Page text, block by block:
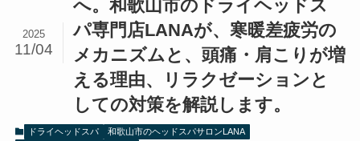
へ。和歌山市のドライヘッドス
パ専門店LANAが、寒暖差疲労の
メカニズムと、頭痛・肩こりが増
える理由、リラクゼーションと
しての対策を解説します。
2025
11/04
ドライヘッドスパ
和歌山市のヘッドスパサロンLANA